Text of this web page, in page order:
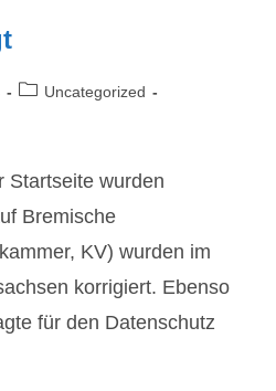
Beitrags-
Uncategorized
Startseite wurden
Bremische
KV) wurden im
korrigiert. Ebenso
für den Datenschutz